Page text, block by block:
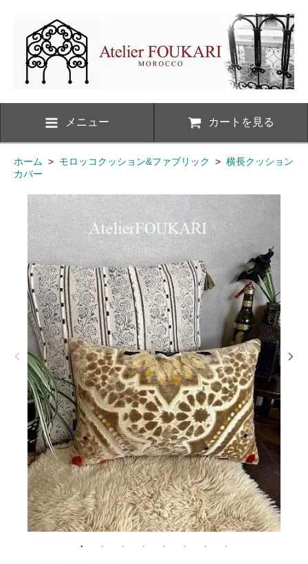
メニュー カートを見る
ホーム > モロッコクッション&ファブリック > 横長クッション
カバー